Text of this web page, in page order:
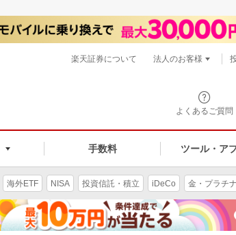
よくあるご質問
手数料 ツール・ア
楽天証券について 法人のお客様
海外ETF NISA 投資信託・積立 iDeCo 金・プラチナ